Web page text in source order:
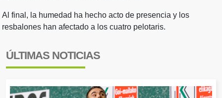
Al final, la humedad ha hecho acto de presencia y los
resbalones han afectado a los cuatro pelotaris.
ÚLTIMAS NOTICIAS